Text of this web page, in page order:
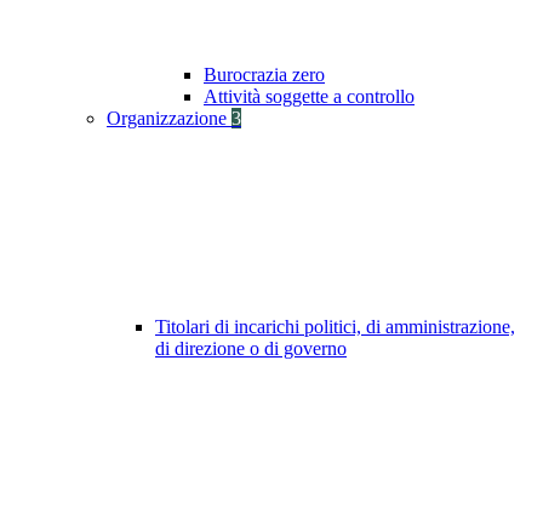
Burocrazia zero
Attività soggette a controllo
Organizzazione 3
Titolari di incarichi politici, di amministrazione,
di direzione o di governo